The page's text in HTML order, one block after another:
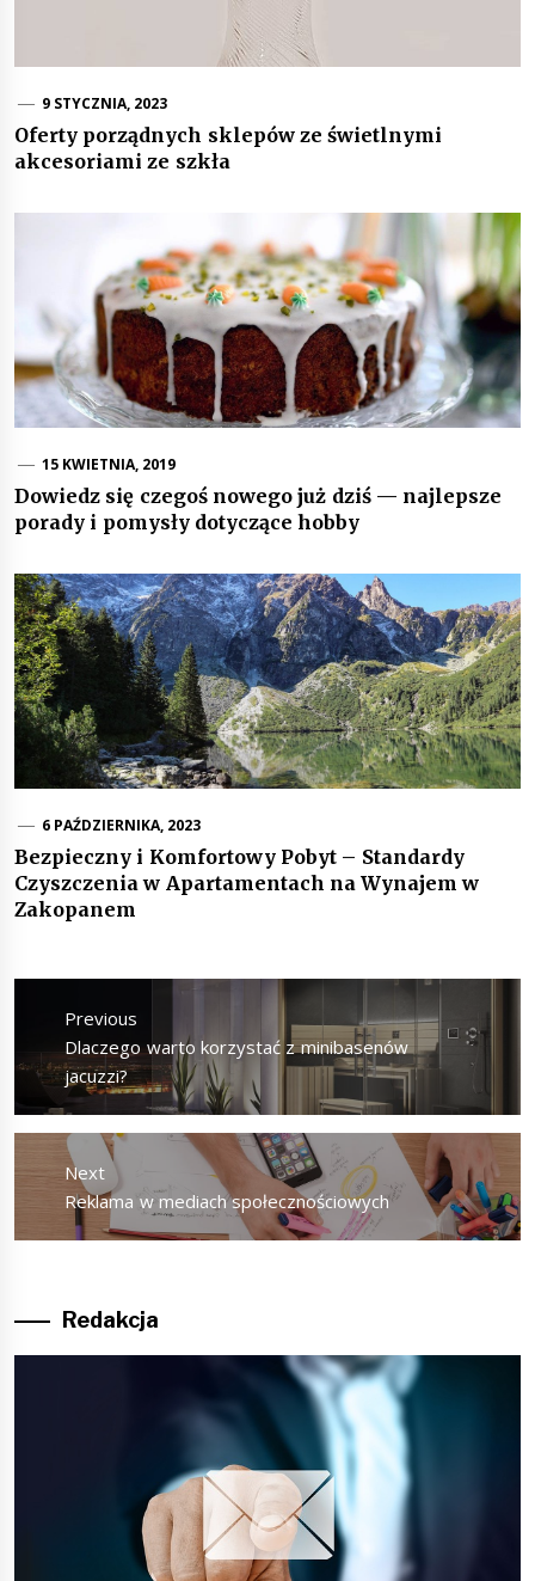
9 STYCZNIA, 2023
Oferty porządnych sklepów ze świetlnymi
akcesoriami ze szkła
15 KWIETNIA, 2019
Dowiedz się czegoś nowego już dziś — najlepsze
porady i pomysły dotyczące hobby
6 PAŹDZIERNIKA, 2023
Bezpieczny i Komfortowy Pobyt – Standardy
Czyszczenia w Apartamentach na Wynajem w
Zakopanem
Nawigacja
wpisuPrevious
Previous
post:
Dlaczego warto korzystać z minibasenów
jacuzzi?
Next
Next
post:
Reklama w mediach społecznościowych
Redakcja